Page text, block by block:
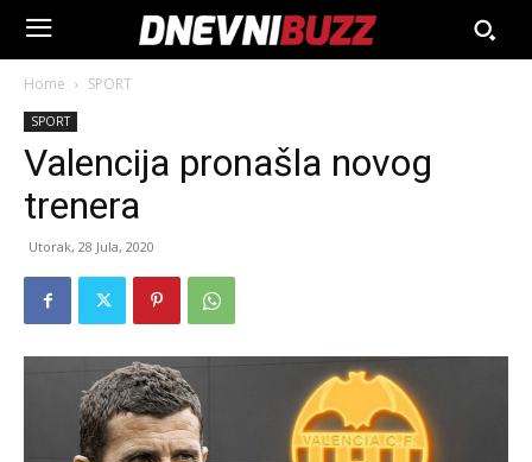
Home SPORT
SPORT
Valencija pronašla novog
trenera
Utorak, 28 Jula, 2020